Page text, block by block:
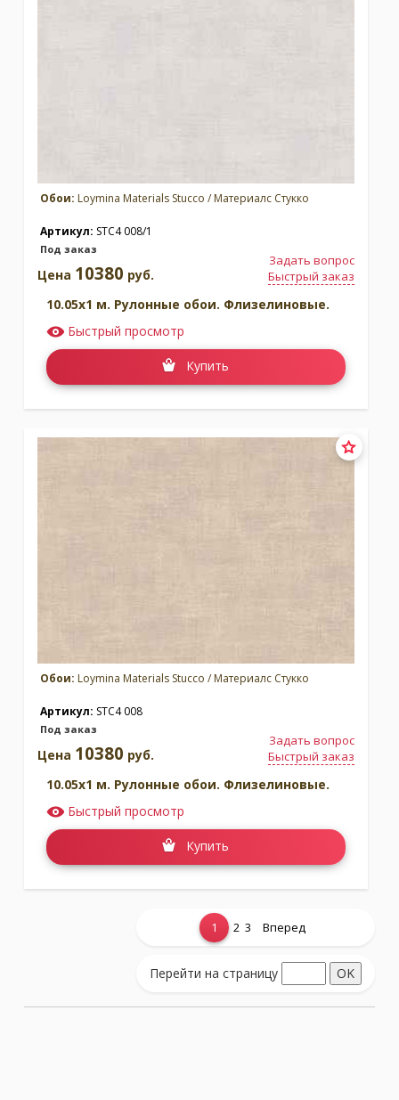
Обои: Loymina Materials Stucco / Материалс Стукко
Артикул: STC4 008/1
Под заказ
Задать вопрос
Быстрый заказ
Цена 10380 руб.
10.05x1 м. Рулонные обои. Флизелиновые.
Быстрый просмотр
Купить
Обои: Loymina Materials Stucco / Материалс Стукко
Артикул: STC4 008
Под заказ
Задать вопрос
Быстрый заказ
Цена 10380 руб.
10.05x1 м. Рулонные обои. Флизелиновые.
Быстрый просмотр
Купить
Показать еще...
1 2 3 Вперед
Перейти на страницу